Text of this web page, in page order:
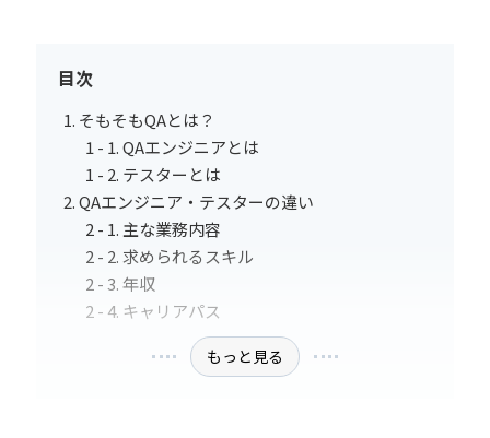
目次
そもそもQAとは？
QAエンジニアとは
テスターとは
QAエンジニア・テスターの違い
主な業務内容
求められるスキル
年収
キャリアパス
もっと見る